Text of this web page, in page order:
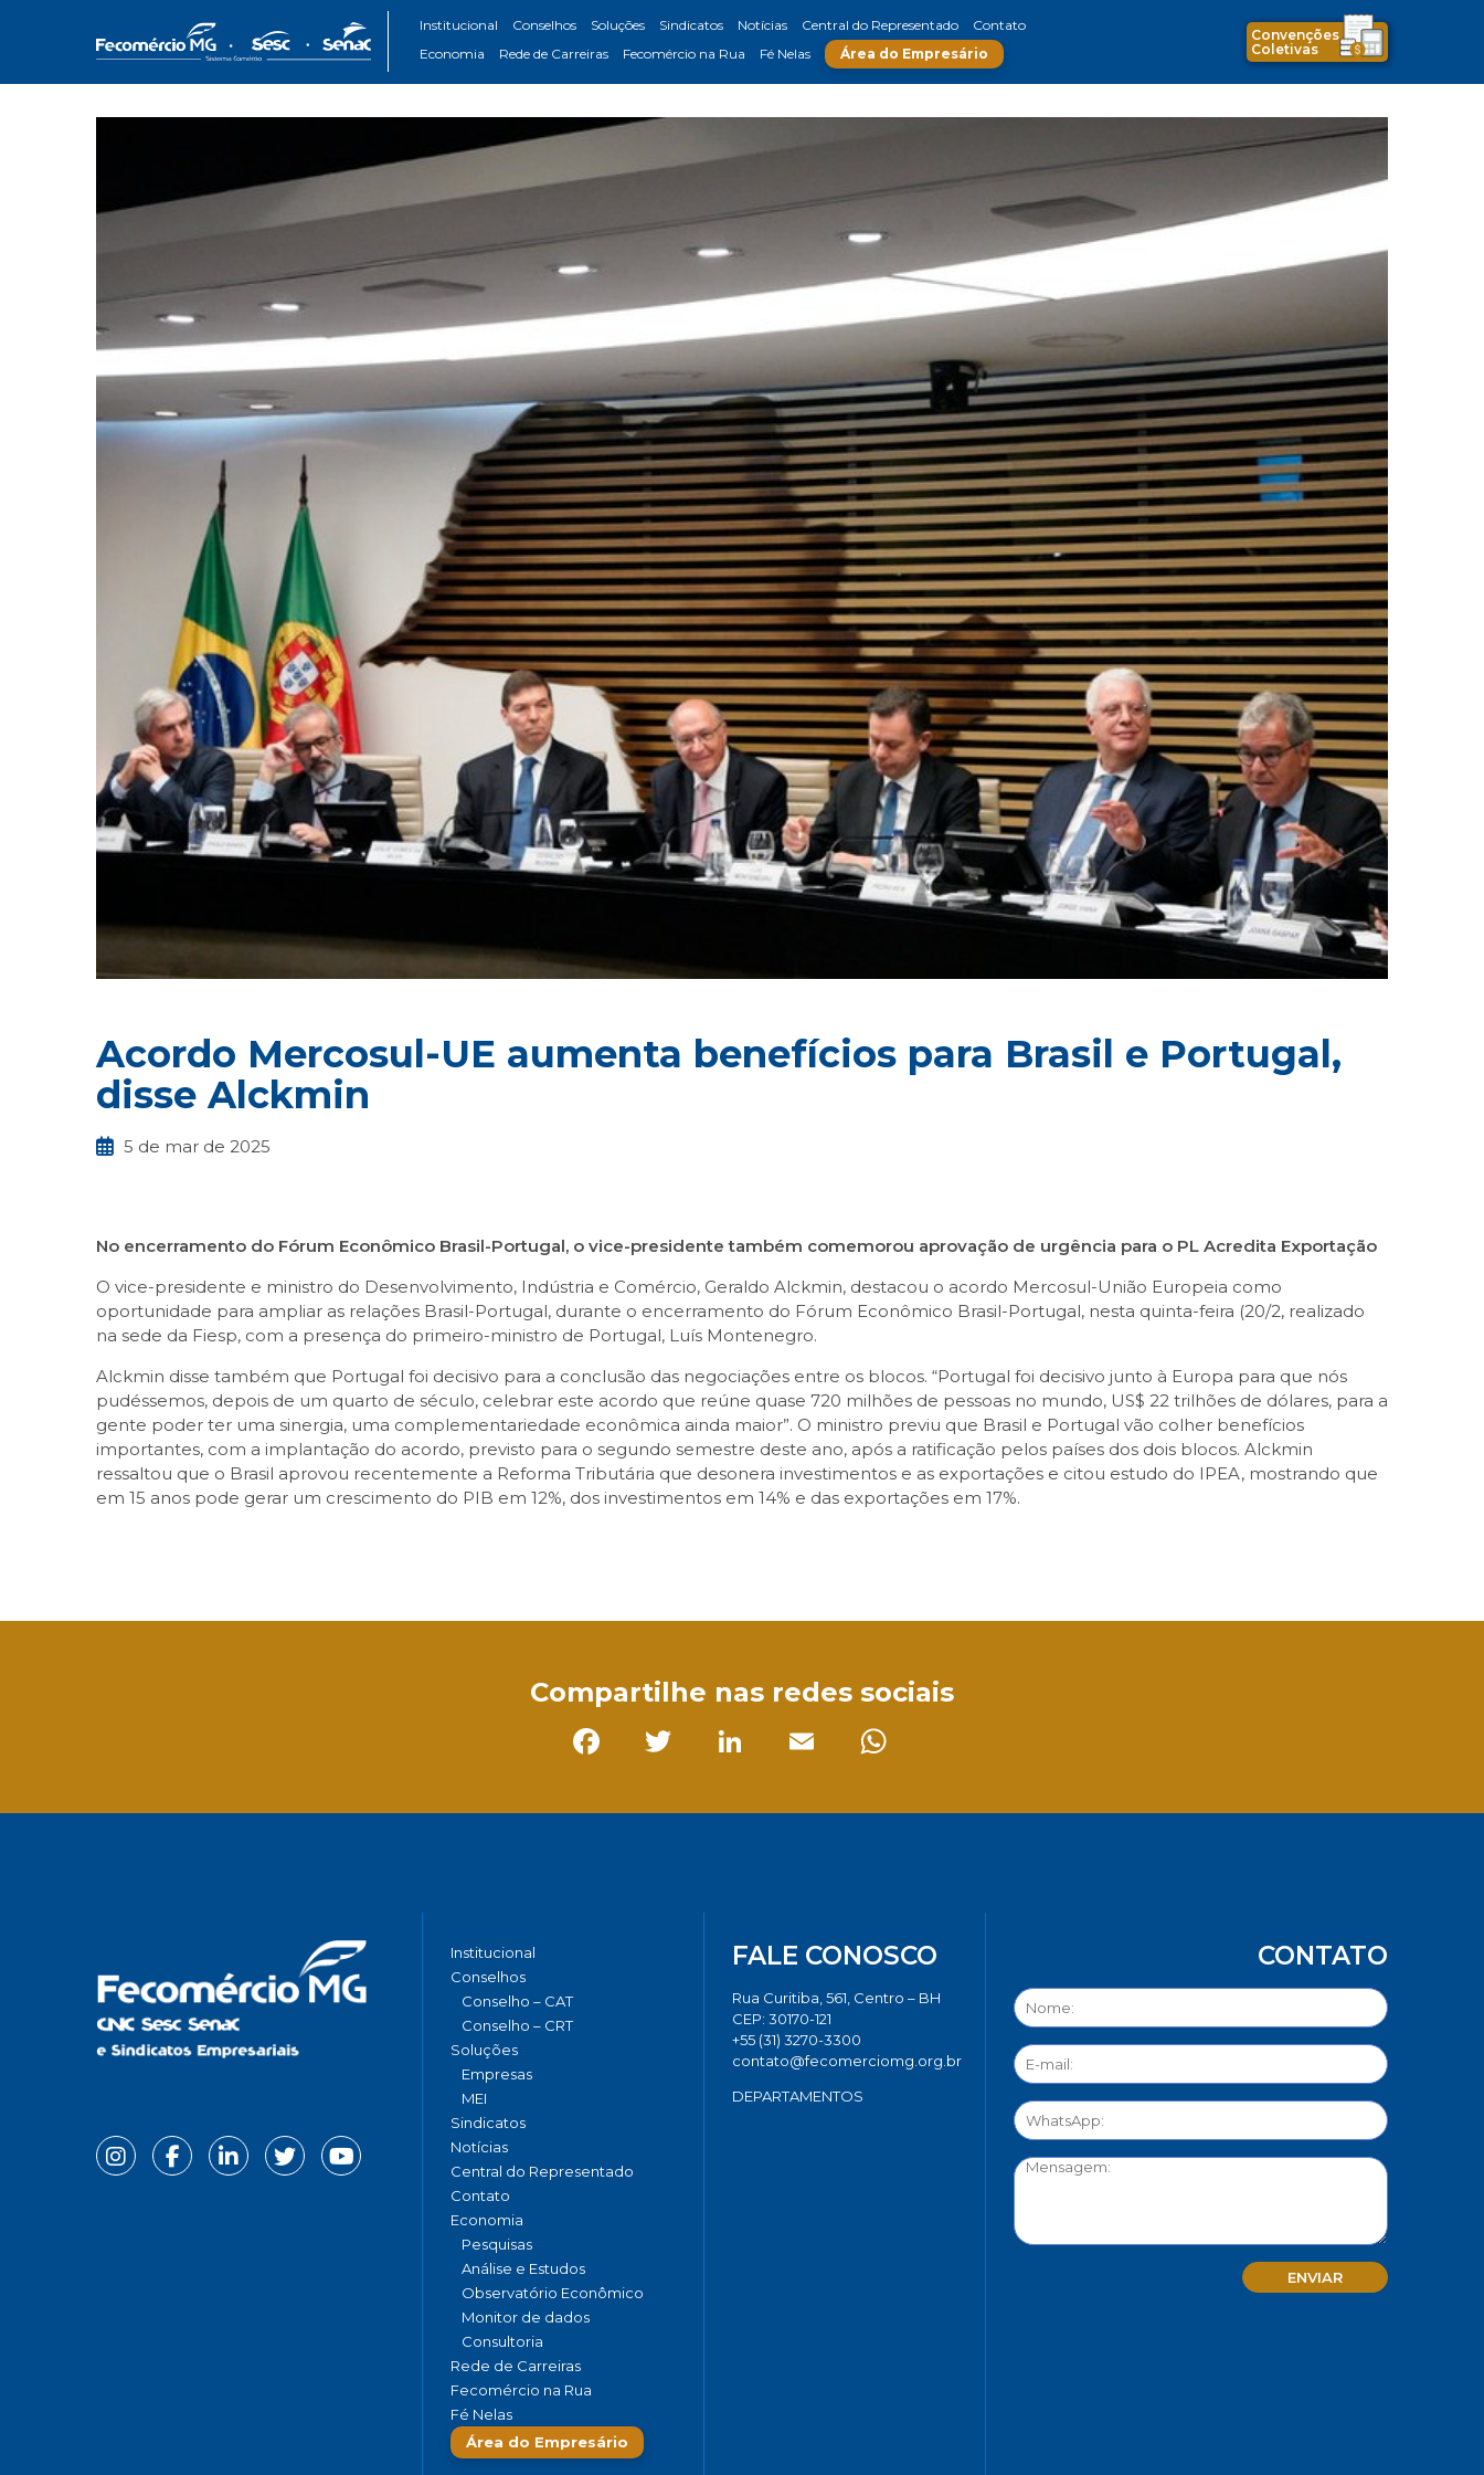
Institucional Conselhos Soluções Sindicatos Notícias Central do Representado
Contato
Economia
Rede de Carreiras Fecomércio na Rua Fé Nelas Área do Empresário
Convenções
Coletivas
Acordo Mercosul-UE aumenta benefícios para Brasil e Portugal,
disse Alckmin
5 de mar de 2025
No encerramento do Fórum Econômico Brasil-Portugal, o vice-presidente também comemorou aprovação de urgência para o PL Acredita Exportação
O vice-presidente e ministro do Desenvolvimento, Indústria e Comércio, Geraldo Alckmin, destacou o acordo Mercosul-União Europeia como
oportunidade para ampliar as relações Brasil-Portugal, durante o encerramento do Fórum Econômico Brasil-Portugal, nesta quinta-feira (20/2, realizado
na sede da Fiesp, com a presença do primeiro-ministro de Portugal, Luís Montenegro.
Alckmin disse também que Portugal foi decisivo para a conclusão das negociações entre os blocos. “Portugal foi decisivo junto à Europa para que nós
pudéssemos, depois de um quarto de século, celebrar este acordo que reúne quase 720 milhões de pessoas no mundo, US$ 22 trilhões de dólares, para a
gente poder ter uma sinergia, uma complementariedade econômica ainda maior”. O ministro previu que Brasil e Portugal vão colher benefícios
importantes, com a implantação do acordo, previsto para o segundo semestre deste ano, após a ratificação pelos países dos dois blocos. Alckmin
ressaltou que o Brasil aprovou recentemente a Reforma Tributária que desonera investimentos e as exportações e citou estudo do IPEA, mostrando que
em 15 anos pode gerar um crescimento do PIB em 12%, dos investimentos em 14% e das exportações em 17%.
Compartilhe nas redes sociais
Institucional
Conselhos
Conselho – CAT
Conselho – CRT
Soluções
Empresas
MEI
Sindicatos
Notícias
Central do Representado
Contato
Economia
Pesquisas
Análise e Estudos
Observatório Econômico
Monitor de dados
Consultoria
Rede de Carreiras
Fecomércio na Rua
Fé Nelas
Área do Empresário
FALE CONOSCO
Rua Curitiba, 561, Centro – BH
CEP: 30170-121
+55 (31) 3270-3300
contato@fecomerciomg.org.br
DEPARTAMENTOS
CONTATO